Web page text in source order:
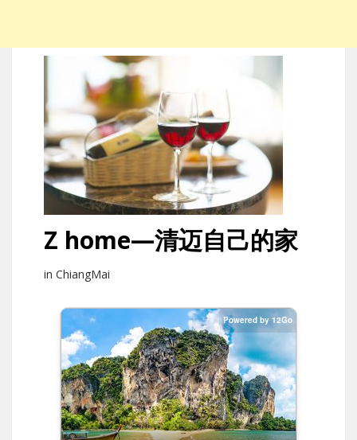
Z home—清迈自己的家
in ChiangMai